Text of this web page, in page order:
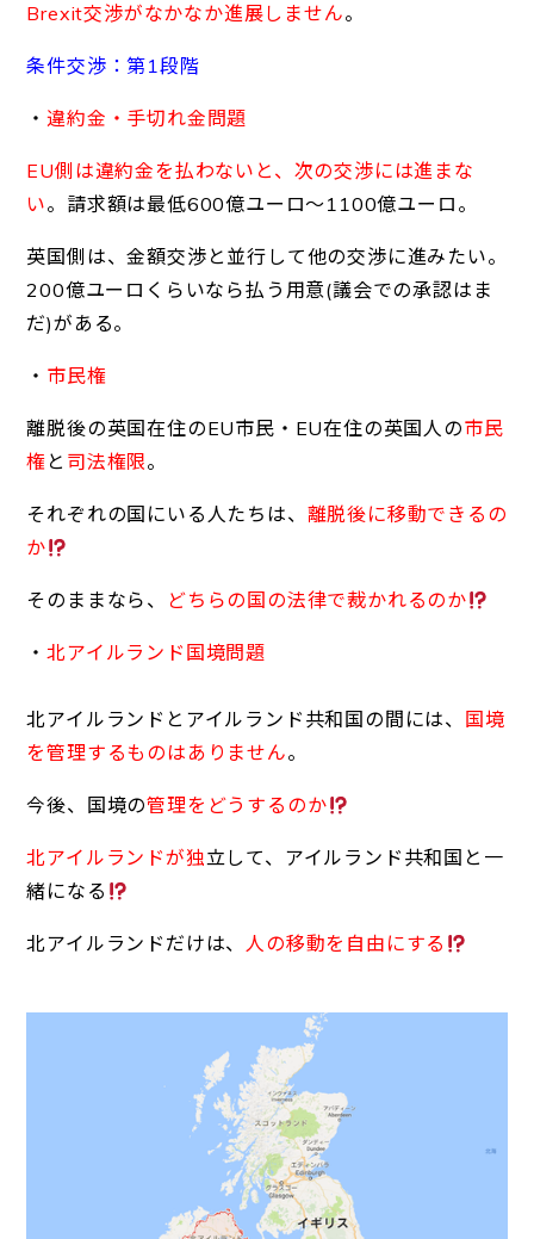
Brexit交渉がなかなか進展しません。
条件交渉：第1段階
・違約金・手切れ金問題
EU側は違約金を払わないと、次の交渉には進まな
い。請求額は最低600億ユーロ～1100億ユーロ。
英国側は、金額交渉と並行して他の交渉に進みたい。
200億ユーロくらいなら払う用意(議会での承認はま
だ)がある。
・ 市民権
離脱後の英国在住のEU市民・EU在住の英国人の市民
権 と 司法権限。
それぞれの国にいる人たちは、 離脱後に移動できるの
か
そのままなら、 どちらの国の法律で裁かれるのか
・北アイルランド国境問題
北アイルランドとアイルランド共和国の間には、 国境
を管理するものはありません。
今後、国境の管理をどうするのか
北アイルランドが独立して、アイルランド共和国と一
緒になる
北アイルランドだけは、 人の移動を自由にする